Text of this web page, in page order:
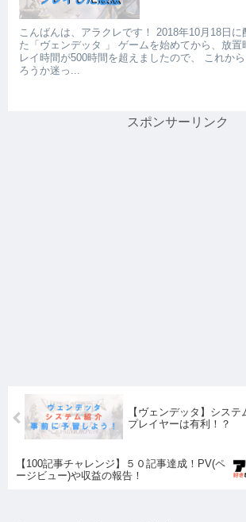
こんばんは、アラクレです！ 2018年10月18日に
た「ヴェンデッタ 」 ゲームを始めてから、放
レイ時間が500時間を超えましたので、 これか
ろうか迷っ...
スポンサーリンク
【ヴェンデッタ】シス
プレイヤーは有利！？
【100記事チャレンジ】５０記事達成！PV(ペ
ージビュー)や収益の報告！